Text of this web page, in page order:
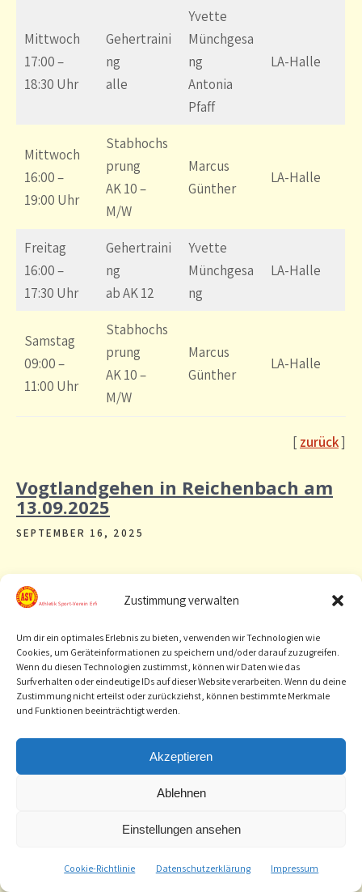
Zustimmung verwalten
Um dir ein optimales Erlebnis zu bieten, verwenden wir Technologien wie
Cookies, um Geräteinformationen zu speichern und/oder darauf zuzugreifen.
Wenn du diesen Technologien zustimmst, können wir Daten wie das
Surfverhalten oder eindeutige IDs auf dieser Website verarbeiten. Wenn du deine
Zustimmung nicht erteilst oder zurückziehst, können bestimmte Merkmale
und Funktionen beeinträchtigt werden.
Akzeptieren
Ablehnen
Einstellungen ansehen
Cookie-Richtlinie Datenschutzerklärung Impressum
Mittwoch
17:00 –
18:30 Uhr
Gehertraini
ng
alle
Yvette
Münchgesa
ng
Antonia
Pfaff
LA-Halle
Mittwoch
16:00 –
19:00 Uhr
Stabhochs
prung
AK 10 –
M/W
Marcus
Günther
LA-Halle
Freitag
16:00 –
17:30 Uhr
Gehertraini
ng
ab AK 12
Yvette
Münchgesa
ng
LA-Halle
Samstag
09:00 –
11:00 Uhr
Stabhochs
prung
AK 10 –
M/W
Marcus
Günther
LA-Halle
[ zurück]
Vogtlandgehen in Reichenbach am
13.09.2025
SEPTEMBER 16, 2025
konnten auch unsere Geher überzeugen:
1. Platz
Amelie
5:48,20
6:19,23